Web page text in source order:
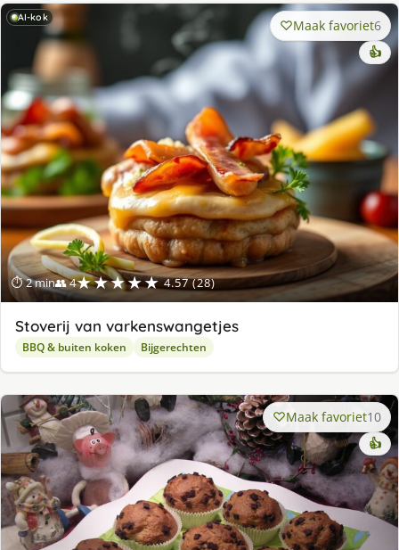
AI-kok
⏱ 2 min👥 4★★★★★ 4.57 (28)
Maak favoriet6
👍
Stoverij van varkenswangetjes
BBQ & buiten koken Bijgerechten
Maak favoriet10
👍